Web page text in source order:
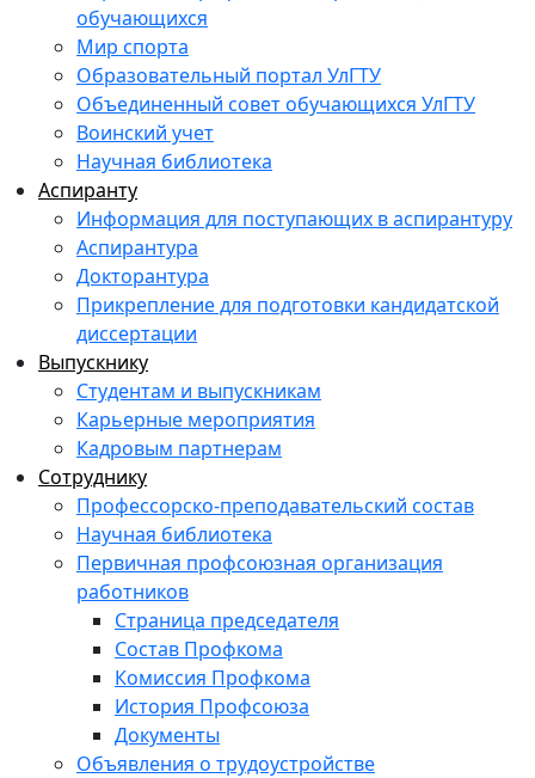
обучающихся
Мир спорта
Образовательный портал УлГТУ
Объединенный совет обучающихся УлГТУ
Воинский учет
Научная библиотека
Аспиранту
Информация для поступающих в аспирантуру
Аспирантура
Докторантура
Прикрепление для подготовки кандидатской
диссертации
Выпускнику
Студентам и выпускникам
Карьерные мероприятия
Кадровым партнерам
Сотруднику
Профессорско-преподавательский состав
Научная библиотека
Первичная профсоюзная организация
работников
Страница председателя
Состав Профкома
Комиссия Профкома
История Профсоюза
Документы
Объявления о трудоустройстве